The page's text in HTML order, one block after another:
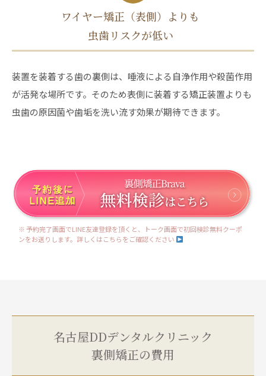
ワイヤー矯正（表側）よりも
虫歯リスクが低い
装置を装着する歯の裏側は、唾液による自浄作用や殺菌作用
が活発な場所です。そのため表側に装着する矯正装置よりも
虫歯の原因菌や歯垢を洗い流す効果が期待できます。
※ 予約完了画面でLINE友達登録を頂くと、トーク画面で初回検診無料クーポ
ンをお送りします。詳しくはこちらをご確認ください
名古屋DDデンタルクリニック
裏側矯正の費用